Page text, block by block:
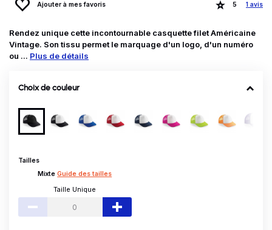
Ajouter à mes favoris 5 1 avis
Rendez unique cette incontournable casquette filet Américaine
Vintage. Son tissu permet le marquage d'un logo, d'un numéro
ou ... Plus de détails
Choix de couleur
Tailles
Mixte Guide des tailles
Taille Unique